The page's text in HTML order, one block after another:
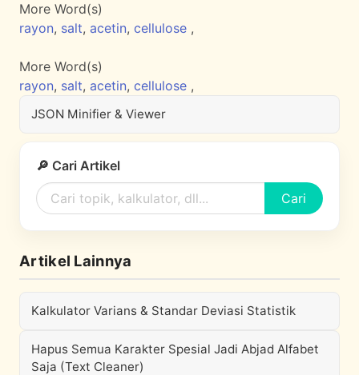
More Word(s)
rayon, salt, acetin, cellulose ,
More Word(s)
rayon, salt, acetin, cellulose ,
JSON Minifier & Viewer
🔎 Cari Artikel
Cari
Artikel Lainnya
Kalkulator Varians & Standar Deviasi Statistik
Hapus Semua Karakter Spesial Jadi Abjad Alfabet
Saja (Text Cleaner)